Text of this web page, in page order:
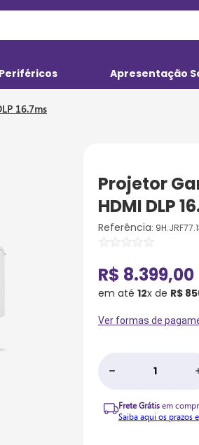
Periféricos Apresentação
16.7ms
Projetor
HDMI DLP
:
R$ 8.399,00
em até 12x de R$
Ver formas de
Frete Grátisem
Saiba aqui os prazos